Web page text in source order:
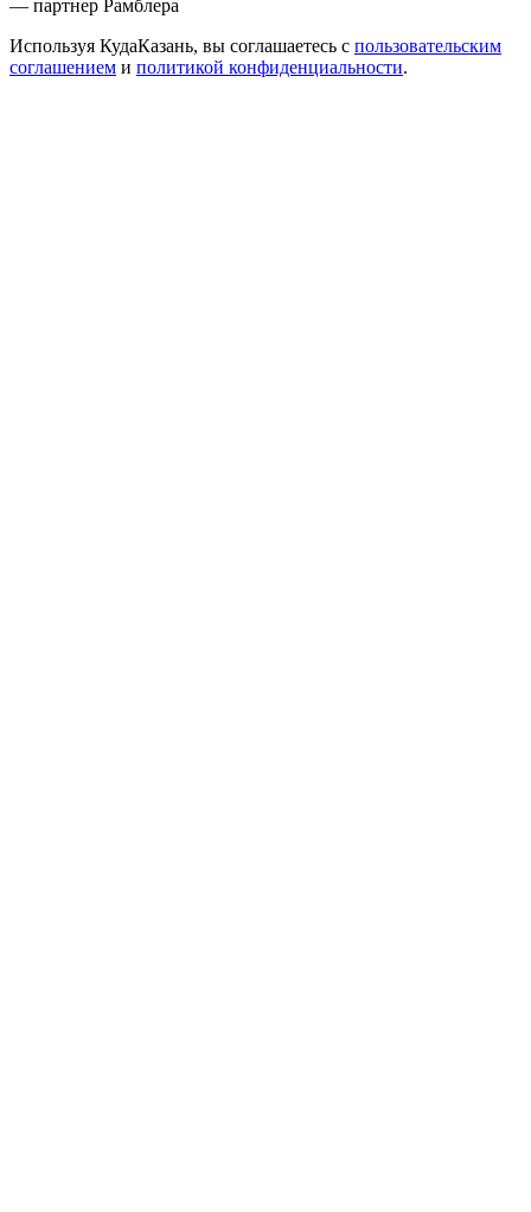
— партнер Рамблера
Используя КудаКазань, вы соглашаетесь с пользовательским
соглашением и политикой конфиденциальности.